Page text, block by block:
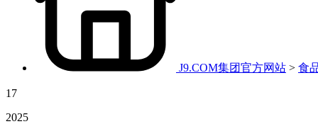
J9.COM集团官方网站 > 食
17
2025